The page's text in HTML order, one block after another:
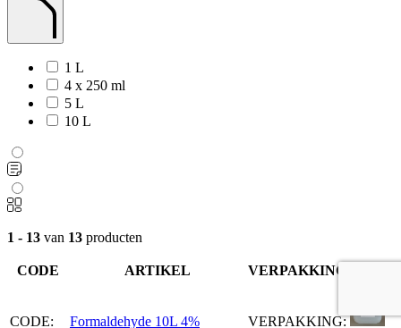
1 L
4 x 250 ml
5 L
10 L
1 - 13 van 13 producten
CODE ARTIKEL VERPAKKING
CODE: Formaldehyde 10L 4% VERPAKKING: